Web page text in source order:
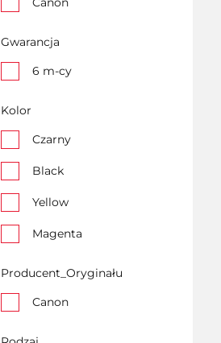
Gwarancja
6 m-cy
Kolor
Czarny
Black
Yellow
Magenta
CMYK
Producent_Oryginału
Canon